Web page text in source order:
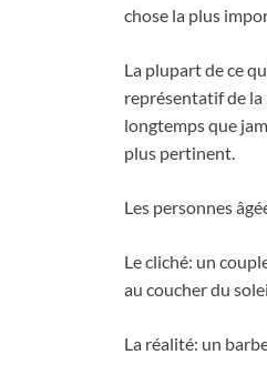
chose la plus
La plupart de ce
représentatif de
longtemps que
plus pertinent.
Les personnes
Le cliché: un
au coucher du
La réalité: un